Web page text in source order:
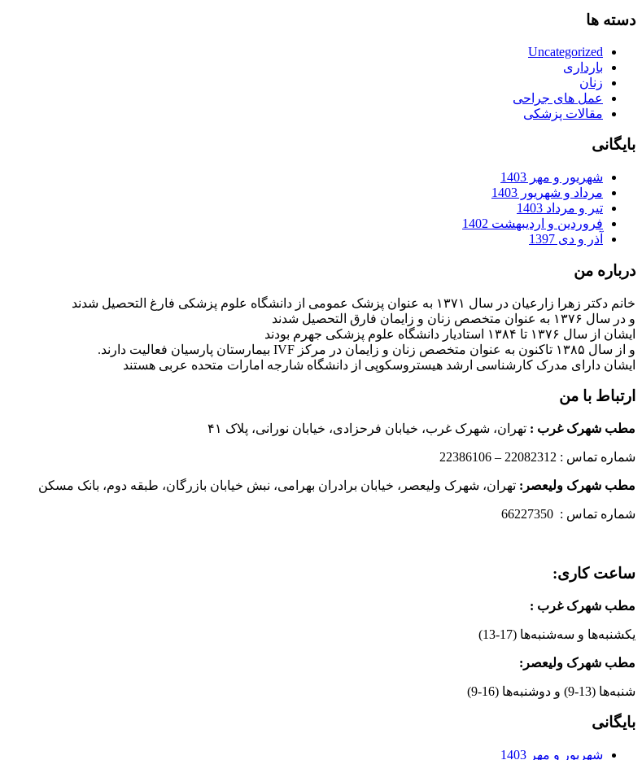
دسته ها
Uncategorized
بارداری
زنان
عمل های جراحی
مقالات پزشکی
بایگانی
شهریور و مهر 1403
مرداد و شهریور 1403
تیر و مرداد 1403
فروردین و اردیبهشت 1402
آذر و دی 1397
درباره من
خانم دکتر زهرا زارعیان در سال ۱۳۷۱ به عنوان پزشک عمومی از دانشگاه علوم پزشکی فارغ التحصیل شدند
و در سال ۱۳۷۶ به عنوان متخصص زنان و زایمان فارق التحصیل شدند
ایشان از سال ۱۳۷۶ تا ۱۳۸۴ استادیار دانشگاه علوم پزشکی جهرم بودند
و از سال ۱۳۸۵ تاکنون به عنوان متخصص زنان و زایمان در مرکز IVF بیمارستان پارسیان فعالیت دارند.
ایشان دارای مدرک کارشناسی ارشد هیستروسکوپی از دانشگاه شارجه امارات متحده عربی هستند
ارتباط با من
مطب شهرک غرب : تهران، شهرک غرب، خیابان فرحزادی، خیابان نورانی، پلاک ۴۱
شماره تماس : 22082312 – 22386106
مطب شهرک ولیعصر: تهران، شهرک ولیعصر، خیابان برادران بهرامی، نبش خیابان بازرگان، طبقه دوم، بانک مسکن
شماره تماس : 66227350
ساعت کاری:
مطب شهرک غرب :
یکشنبه‌ها و سه‌شنبه‌ها (17-13)
مطب شهرک ولیعصر:
شنبه‌ها (13-9) و دوشنبه‌ها (16-9)
بایگانی
شهریور و مهر 1403